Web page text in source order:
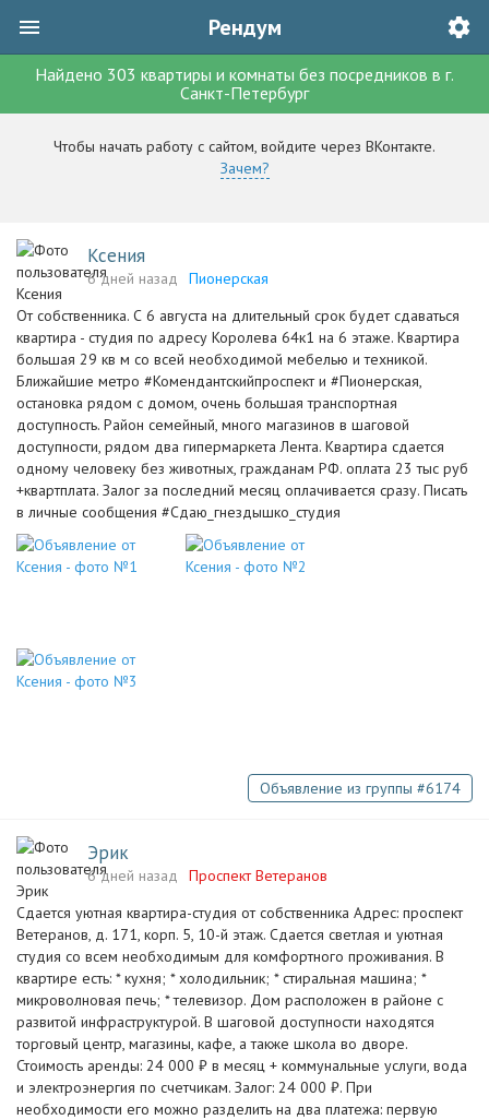
Рендум
Найдено 303 квартиры и комнаты без посредников в г.
Санкт-Петербург
Чтобы начать работу с сайтом, войдите через ВКонтакте.
Зачем?
Ксения
6 дней назад
Пионерская
От собственника. С 6 августа на длительный срок будет сдаваться
квартира - студия по адресу Королева 64к1 на 6 этаже. Квартира
большая 29 кв м со всей необходимой мебелью и техникой.
Ближайшие метро #Комендантскийпроспект и #Пионерская,
остановка рядом с домом, очень большая транспортная
доступность. Район семейный, много магазинов в шаговой
доступности, рядом два гипермаркета Лента. Квартира сдается
одному человеку без животных, гражданам РФ. оплата 23 тыс руб
+квартплата. Залог за последний месяц оплачивается сразу. Писать
в личные сообщения #Сдаю_гнездышко_студия
Объявление из группы #6174
Эрик
6 дней назад
Проспект Ветеранов
Сдается уютная квартира-студия от собственника Адрес: проспект
Ветеранов, д. 171, корп. 5, 10-й этаж. Сдается светлая и уютная
студия со всем необходимым для комфортного проживания. В
квартире есть: * кухня; * холодильник; * стиральная машина; *
микроволновая печь; * телевизор. Дом расположен в районе с
развитой инфраструктурой. В шаговой доступности находятся
торговый центр, магазины, кафе, а также школа во дворе.
Стоимость аренды: 24 000 ₽ в месяц + коммунальные услуги, вода
и электроэнергия по счетчикам. Залог: 24 000 ₽. При
необходимости его можно разделить на два платежа: первую